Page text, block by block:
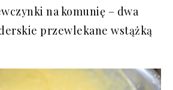
na komunię – dwa
przewlekane wstążką